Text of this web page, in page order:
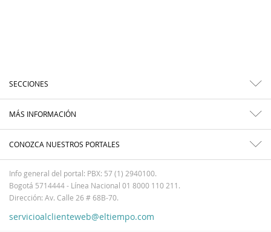
SECCIONES
MÁS INFORMACIÓN
CONOZCA NUESTROS PORTALES
Info general del portal: PBX: 57 (1) 2940100.
Bogotá 5714444 - Línea Nacional 01 8000 110 211.
Dirección: Av. Calle 26 # 68B-70.
servicioalclienteweb@eltiempo.com